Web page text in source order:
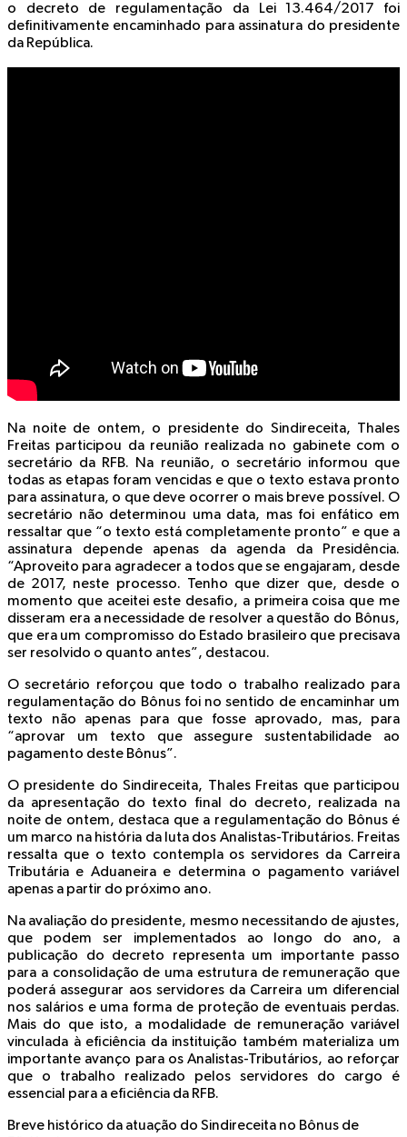
o decreto de regulamentação da Lei 13.464/2017 foi
definitivamente encaminhado para assinatura do presidente
da República.
Na noite de ontem, o presidente do Sindireceita, Thales
Freitas participou da reunião realizada no gabinete com o
secretário da RFB. Na reunião, o secretário informou que
todas as etapas foram vencidas e que o texto estava pronto
para assinatura, o que deve ocorrer o mais breve possível. O
secretário não determinou uma data, mas foi enfático em
ressaltar que “o texto está completamente pronto” e que a
assinatura depende apenas da agenda da Presidência.
“Aproveito para agradecer a todos que se engajaram, desde
de 2017, neste processo. Tenho que dizer que, desde o
momento que aceitei este desafio, a primeira coisa que me
disseram era a necessidade de resolver a questão do Bônus,
que era um compromisso do Estado brasileiro que precisava
ser resolvido o quanto antes”, destacou.
O secretário reforçou que todo o trabalho realizado para
regulamentação do Bônus foi no sentido de encaminhar um
texto não apenas para que fosse aprovado, mas, para
“aprovar um texto que assegure sustentabilidade ao
pagamento deste Bônus”.
O presidente do Sindireceita, Thales Freitas que participou
da apresentação do texto final do decreto, realizada na
noite de ontem, destaca que a regulamentação do Bônus é
um marco na história da luta dos Analistas-Tributários. Freitas
ressalta que o texto contempla os servidores da Carreira
Tributária e Aduaneira e determina o pagamento variável
apenas a partir do próximo ano.
Na avaliação do presidente, mesmo necessitando de ajustes,
que podem ser implementados ao longo do ano, a
publicação do decreto representa um importante passo
para a consolidação de uma estrutura de remuneração que
poderá assegurar aos servidores da Carreira um diferencial
nos salários e uma forma de proteção de eventuais perdas.
Mais do que isto, a modalidade de remuneração variável
vinculada à eficiência da instituição também materializa um
importante avanço para os Analistas-Tributários, ao reforçar
que o trabalho realizado pelos servidores do cargo é
essencial para a eficiência da RFB.
Breve histórico da atuação do Sindireceita no Bônus de